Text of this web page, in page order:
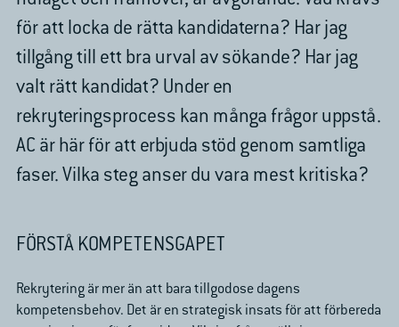
för att locka de rätta kandidaterna? Har jag
tillgång till ett bra urval av sökande? Har jag
valt rätt kandidat? Under en
rekryteringsprocess kan många frågor uppstå.
AC är här för att erbjuda stöd genom samtliga
faser. Vilka steg anser du vara mest kritiska?
FÖRSTÅ KOMPETENSGAPET
Rekrytering är mer än att bara tillgodose dagens
kompetensbehov. Det är en strategisk insats för att förbereda